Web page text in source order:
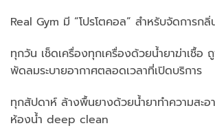
Real Gym มี “โปรโตคอล” สำหรับจัดการก
ทุกวัน เช็ดเครื่องทุกเครื่องด้วยน้ำยาฆ่าเชื้อ
พัดลมระบายอากาศตลอดเวลาที่เปิดบริการ
ทุกสัปดาห์ ล้างพื้นยางด้วยน้ำยาทำความสะอ
ห้องน้ำ deep clean